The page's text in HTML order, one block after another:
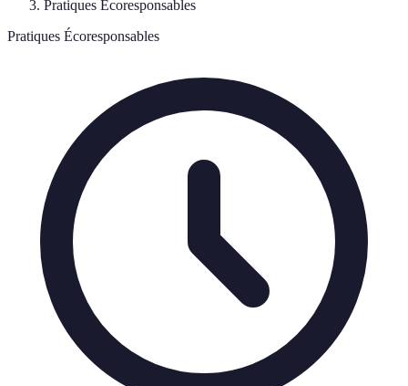
Pratiques Écoresponsables
Pratiques Écoresponsables